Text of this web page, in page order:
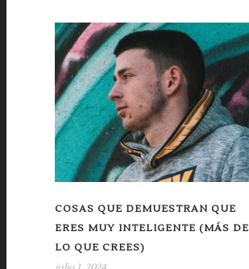
COSAS QUE DEMUESTRAN QUE
ERES MUY INTELIGENTE (MÁS DE
LO QUE CREES)